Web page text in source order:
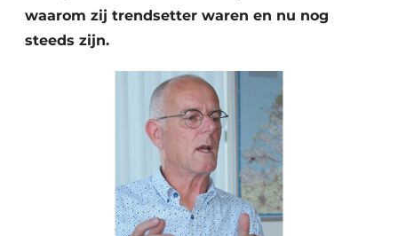
Transportbanden
Bouw & Sloopafval
Elektronisch Afval
waarom zij trendsetter waren en nu nog
steeds zijn.